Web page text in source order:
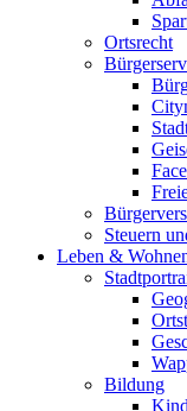
Ortsrecht
Steuern
Leben &
Bildung